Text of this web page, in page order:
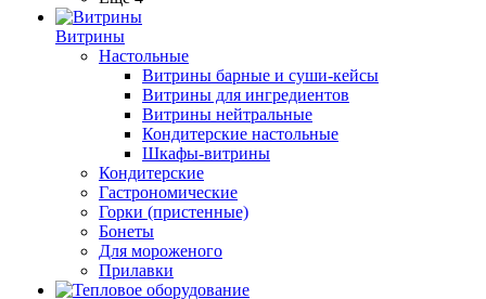
Витрины
Настольные
Витрины барные и суши-кейсы
Витрины для ингредиентов
Витрины нейтральные
Кондитерские настольные
Шкафы-витрины
Кондитерские
Гастрономические
Горки (пристенные)
Бонеты
Для мороженого
Прилавки